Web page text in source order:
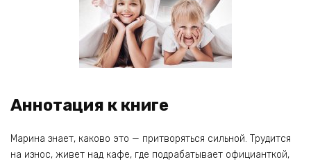
Аннотация к книге
Марина знает, каково это — притворяться сильной. Трудится
на износ, живет над кафе, где подрабатывает официанткой,